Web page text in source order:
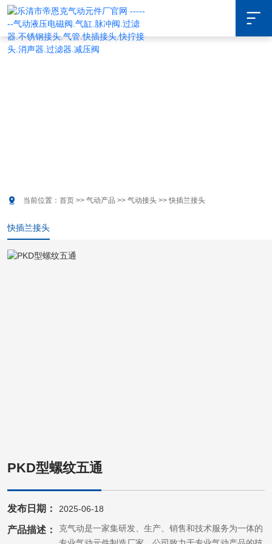

快插兰接头
 当前位置： 首页 >> 气动产品 >> 气动接头 >>快插兰接头
PKD型螺纹五通
发布日期： 2025-06-18
产品描述：帝恩克气动是一家集研发、生产、销售和技术服务为一体的